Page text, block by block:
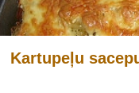
Kartupeļu